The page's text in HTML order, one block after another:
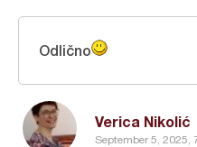
Verica Nikolić
September 5, 2025,
Odlično